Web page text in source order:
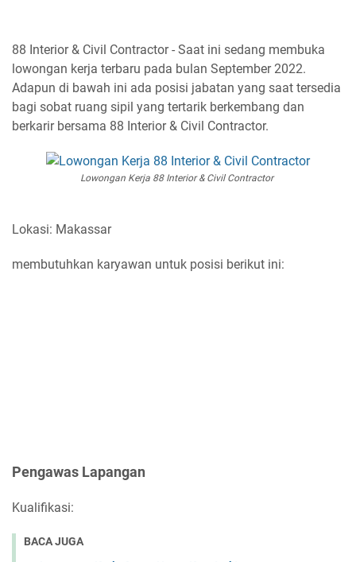
88 Interior & Civil Contractor - Saat ini sedang membuka
lowongan kerja terbaru pada bulan September 2022.
Adapun di bawah ini ada posisi jabatan yang saat tersedia
bagi sobat ruang sipil yang tertarik berkembang dan
berkarir bersama 88 Interior & Civil Contractor.
Lowongan Kerja 88 Interior & Civil Contractor
Lokasi: Makassar
membutuhkan karyawan untuk posisi berikut ini:
Pengawas Lapangan
Kualifikasi:
BACA JUGA